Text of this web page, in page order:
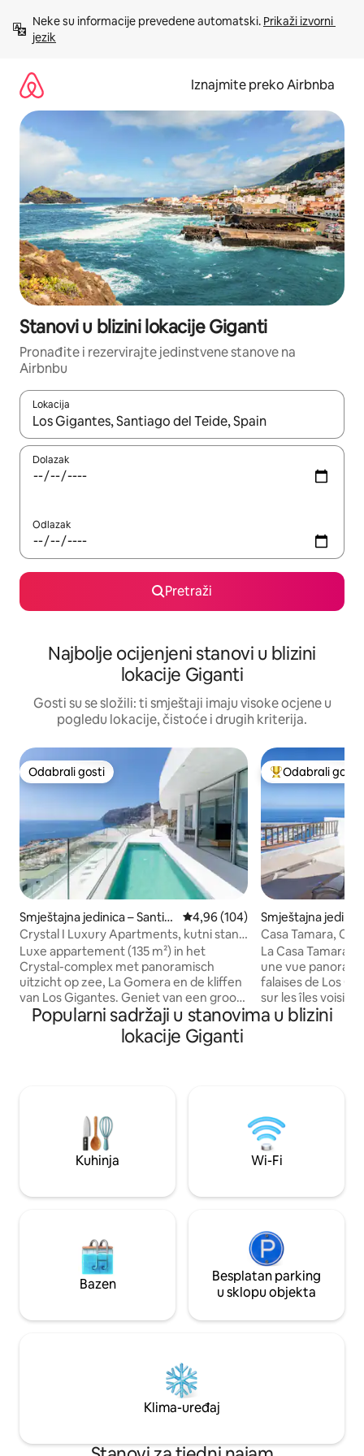
sadržaj
Neke su informacije prevedene automatski. Prikaži izvorni
jezik
Iznajmite preko Airbnba
Stanovi u blizini lokacije Giganti
Pronađite i rezervirajte jedinstvene stanove na
Airbnbu
Lokacija
Kada budu dostupni rezultati, moći ćete ih pregledati
Dolazak
Odlazak
Pretraži
Najbolje ocijenjeni stanovi u blizini
lokacije Giganti
Gosti su se složili: ti smještaji imaju visoke ocjene u
pogledu lokacije, čistoće i drugih kriterija.
Odabrali gosti
Odabrali gosti
Smještajna jedinica – Santia
go del Teide
Prosječna ocjena: 4,96/5,
4,96 (104)
Crystal I Luxury Apartments, kutni stan
s...
Luxe appartement (135 m²) in het
Crystal-complex met panoramisch
uitzicht op zee, La Gomera en de kliffen
van Los Gigantes. Geniet van een groot
terras (108 m²) met verwarmd privé
zwembad en zonsondergangen. 2
slaapkamers met en suite badkamers,
Volledige rust en comfort. Welkom in dit
luxueuze appartement van 135 m²,
gelegen in het gerenommeerde Crystal-
complex in Los Gigantes, opgeleverd in
privacy en panoramisch zeezicht
hier dagelijks van onvergetelijke
zonsondergangen boven de Atlantische
Oceaan en het eiland La Gomera. Terwijl
de lucht goud kleurt en de kliffen van
glas wijn op je ruime terras van 108 m² —
verwelkomt een open leefruimte met
een grote woonkamer, moderne open
keuken en extra gastentoilet. De master
bed en eigen en suite badkamer met
Među najviše
Odabrali gosti
Smještajna
o del Teide
Casa Tamara,
La Casa Tamara
une vue
falaises de Los
sur les îles
Palma. L'appartement et ses larges baies
dégustant des
verre après une
découvertes ou
la piscine... La Casa Tamara est un
Elle n'a aucun
peut accueillir
adultes. Très bien
sentirez
pourrez profiter
équipements
marquise, et
Popularni sadržaji u stanovima u blizini
lokacije Giganti
Kuhinja Wi-Fi
Bazen
Besplatan parking
u sklopu objekta
Klima-uređaj